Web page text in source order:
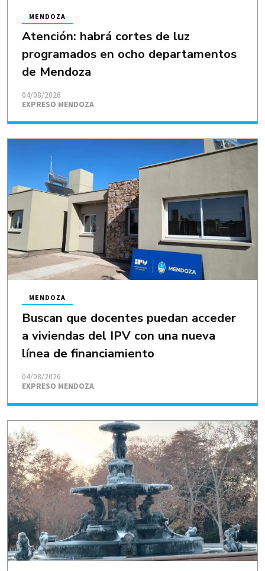
Atención: habrá cortes de luz
programados en ocho departamentos
de Mendoza
EXPRESO MENDOZA
MENDOZA
04/08/2026
Buscan que docentes puedan acceder
a viviendas del IPV con una nueva
línea de financiamiento
EXPRESO MENDOZA
MENDOZA
04/08/2026